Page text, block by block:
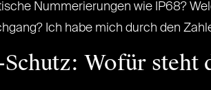
Nummerierungen wie IP68?
Ich habe mich durch den
Wofür steht